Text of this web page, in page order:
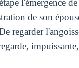
l'émergence
de son
regarder